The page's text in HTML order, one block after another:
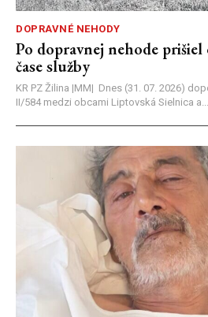
DOPRAVNÉ NEHODY
Po dopravnej nehode
čase služby
KR PZ Žilina |MM| Dnes (31. 07. 2026)
II/584 medzi obcami Liptovská Sielnica a...